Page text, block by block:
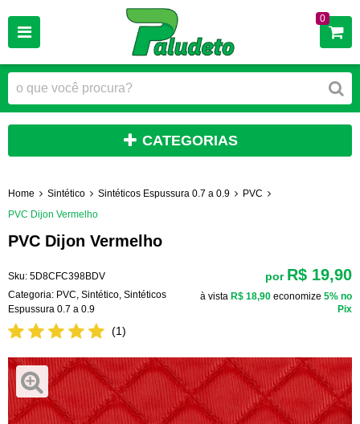
0
CATEGORIAS
Home Sintético Sintéticos Espussura 0.7 a 0.9
PVC
PVC Dijon Vermelho
PVC Dijon Vermelho
Sku: 5D8CFC398BDV
Categoria: PVC Sintético Sintéticos
Espussura 0.7 a 0.9
(1)
por R$ 19,90
à vista R$ 18,90 economize 5% no
Pix